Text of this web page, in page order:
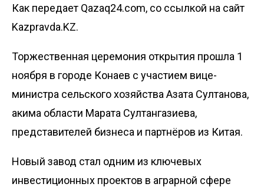
Как передает Qazaq24.com, со ссылкой на сайт
Kazpravda.KZ.
Торжественная церемония открытия прошла 1
ноября в городе Конаев с участием вице-
министра сельского хозяйства Азата Султанова,
акима области Марата Султангазиева,
представителей бизнеса и партнёров из Китая.
Новый завод стал одним из ключевых
инвестиционных проектов в аграрной сфере